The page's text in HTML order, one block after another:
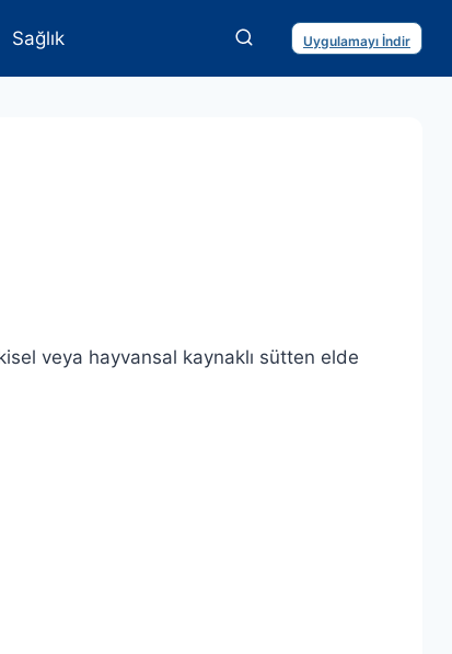
Sağlık Uygulamayı İndir
veya hayvansal kaynaklı sütten elde